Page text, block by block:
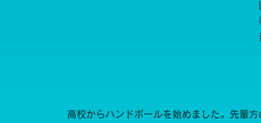
高校からハンドボールを始めました。先輩